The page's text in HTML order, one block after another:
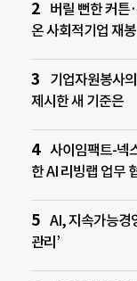
버릴 뻔한 커튼
온 사회적기업 재
기업자원봉사
제시한 새 기준은
사이임팩트-넥
한 AI 리빙랩 업무
AI, 지속가능경
관리’